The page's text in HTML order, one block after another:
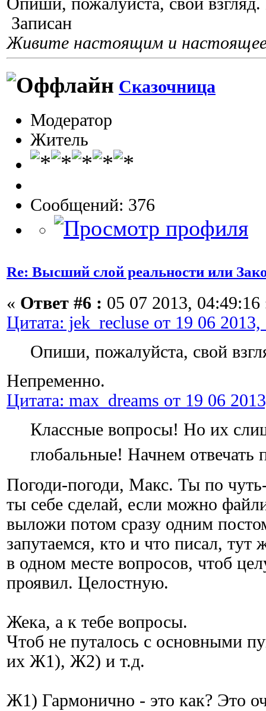
Записан
Живите настоящим и
Сказочница
Модератор
Житель
Сообщений: 376
Re: Высший слой реальности или
« Ответ #6 : 05 07 2013, 04:49:16
Цитата: jek_recluse от 19 06
Опиши, пожалуйста, свой
Непременно.
Цитата: max_dreams от 19 06
Классные вопросы! Но их
глобальные! Начнем отвечать
Погоди-погоди, Макс. Ты по
ты себе сделай, если можно
выложи потом сразу одним
запутаемся, кто и что писал, тут
в одном месте вопросов, чтоб
проявил. Целостную.
Жека, а к тебе вопросы.
Чтоб не путалось с основными
их Ж1), Ж2) и т.д.
Ж1) Гармонично - это как? Это